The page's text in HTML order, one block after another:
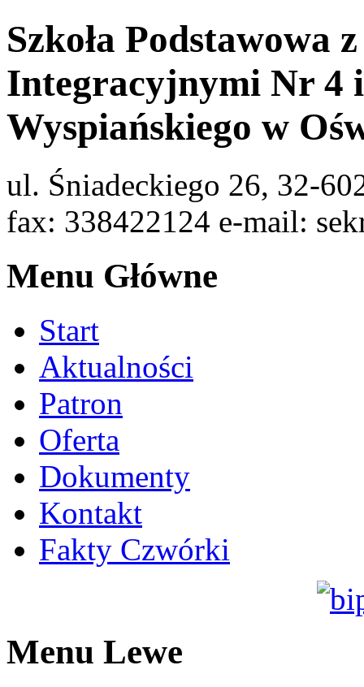
Szkoła Podstawowa
Integracyjnymi Nr 4
Wyspiańskiego w
ul. Śniadeckiego 26, 32-
fax: 338422124 e-mail:
Menu Główne
Start
Aktualności
Patron
Oferta
Dokumenty
Kontakt
Fakty Czwórki
Menu Lewe